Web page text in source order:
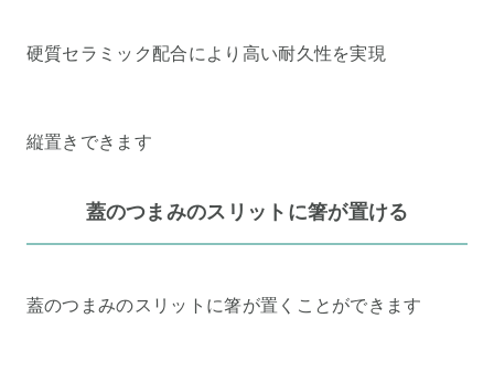
硬質セラミック配合により高い耐久性を実現
縦置きできます
蓋のつまみのスリットに箸が置ける
蓋のつまみのスリットに箸が置くことができます